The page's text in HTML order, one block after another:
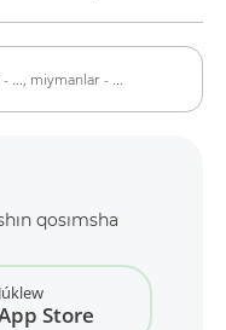
..., miymanlar - ...
qosımsha
Júklew
Store